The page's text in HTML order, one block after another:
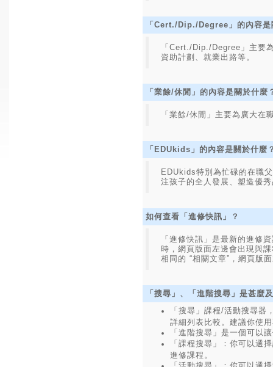
「Cert./Dip./Degree」的內容是
「Cert./Dip./Degree」主要
資助計劃、就業出路等。
「業餘/休閒」的內容是關於什麼
「業餘/休閒」主要為廣大在
「EDUkids」的內容是關於什麼
EDUkids特別為忙碌的在職
注孩子的全人發展、塑造優
如何查看「進修快訊」？
「進修快訊」是最新的進修
時，網頁版面左邊會出現與
相同的 “相關文章”，網頁版
「搜尋」、「進階搜尋」是甚麼
「搜尋」課程/活動搜尋
詳細列表比較。建議你使
「進階搜尋」是一個可以
「課程搜尋」：你可以選
進修課程。